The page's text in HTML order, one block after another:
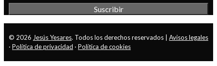
© 2026 Jesús Yesares. Todos los derechos reservados | Avisos legales
· Política de privacidad · Política de cookies